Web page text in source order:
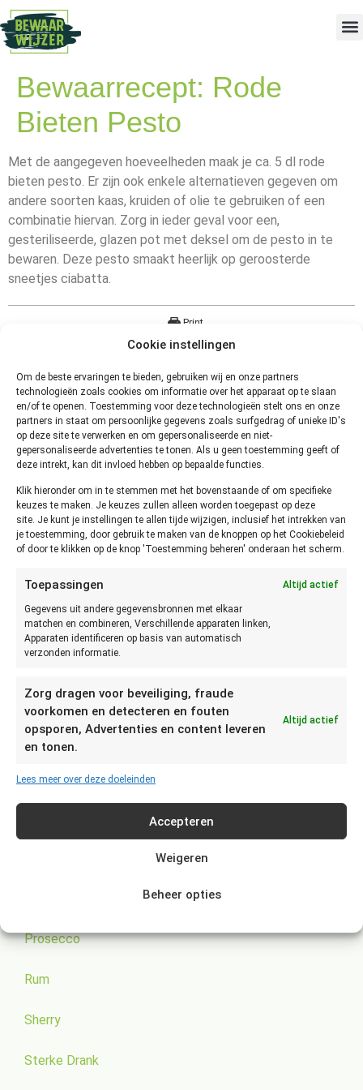
Cookie instellingen
Om de beste ervaringen te bieden, gebruiken wij en onze partners
technologieën zoals cookies om informatie over het apparaat op te slaan
en/of te openen. Toestemming voor deze technologieën stelt ons en onze
partners in staat om persoonlijke gegevens zoals surfgedrag of unieke ID's
op deze site te verwerken en om gepersonaliseerde en niet-
gepersonaliseerde advertenties te tonen. Als u geen toestemming geeft of
deze intrekt, kan dit invloed hebben op bepaalde functies.
Klik hieronder om in te stemmen met het bovenstaande of om specifieke
keuzes te maken. Je keuzes zullen alleen worden toegepast op deze
site. Je kunt je instellingen te allen tijde wijzigen, inclusief het intrekken van
je toestemming, door gebruik te maken van de knoppen op het Cookiebeleid
of door te klikken op de knop 'Toestemming beheren' onderaan het scherm.
Toepassingen Altijd actief
Gegevens uit andere gegevensbronnen met elkaar
matchen en combineren, Verschillende apparaten linken,
Apparaten identificeren op basis van automatisch
verzonden informatie.
Zorg dragen voor beveiliging, fraude
voorkomen en detecteren en fouten
opsporen, Advertenties en content leveren
en tonen.
Altijd actief
Lees meer over deze doeleinden
Accepteren
Weigeren
Beheer opties
Bewaarrecept: Rode
Bieten Pesto
Met de aangegeven hoeveelheden maak je ca. 5 dl rode
bieten pesto. Er zijn ook enkele alternatieven gegeven om
andere soorten kaas, kruiden of olie te gebruiken of een
combinatie hiervan. Zorg in ieder geval voor een,
gesteriliseerde, glazen pot met deksel om de pesto in te
bewaren. Deze pesto smaakt heerlijk op geroosterde
sneetjes ciabatta.
Print
Rode Bietenpesto
Ingrediënten
500 gram gekookte rode bieten
100 gram geraspte kaas (oude kaas of parmezaan of
harde geitenkaas
100 gram noten (pijnboompitten of walnoten of
pistachenoten of amandelen
1 bosje basilicum of peterselie of koriander
1dl olijfolie of notenolie of zonnebloemolie
4 teentjes knoflook
Pureer alle ingrediënten tot een mooi glad mengsel.
Proef het mengsel en voeg eventueel nog wat zout en
peper naar smaak toe.
Dranken
Cola
Prosecco
Rum
Sherry
Sterke Drank